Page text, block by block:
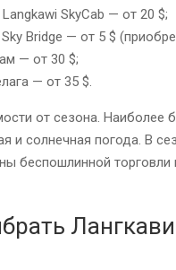
SkyCab — от 20 $;
Bridge — от 5 $
— от 30 $;
— от 35 $.
от сезона. Наиболее
и солнечная погода. В
беспошлинной